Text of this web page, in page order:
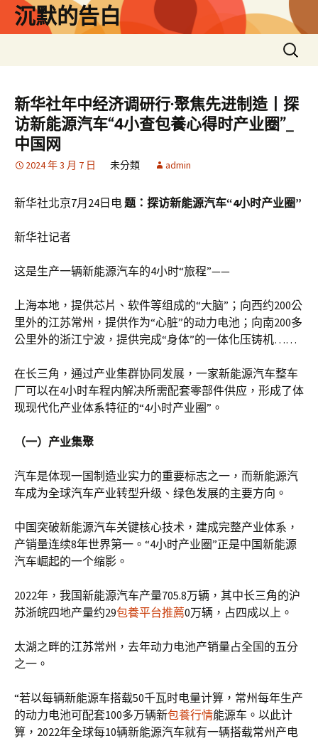
沉默的告白
搜
尋
鍵
字:
新华社年中经济调研行·聚焦先进制造丨探
访新能源汽车“4小查包養心得时产业圈”_
中国网
2024 年 3 月 7 日 未分類 admin
新华社北京7月24日电题：探访新能源汽车“4小时产业圈”
新华社记者
这是生产一辆新能源汽车的4小时“旅程”——
上海本地，提供芯片、软件等组成的“大脑”；向西约200公
里外的江苏常州，提供作为“心脏”的动力电池；向南200多
公里外的浙江宁波，提供完成“身体”的一体化压铸机……
在长三角，通过产业集群协同发展，一家新能源汽车整车
厂可以在4小时车程内解决所需配套零部件供应，形成了体
现现代化产业体系特征的“4小时产业圈”。
（一）产业集聚
汽车是体现一国制造业实力的重要标志之一，而新能源汽
车成为全球汽车产业转型升级、绿色发展的主要方向。
中国突破新能源汽车关键核心技术，建成完整产业体系，
产销量连续8年世界第一。“4小时产业圈”正是中国新能源
汽车崛起的一个缩影。
2022年，我国新能源汽车产量705.8万辆，其中长三角的沪
苏浙皖四地产量约29包養平台推薦0万辆，占四成以上。
太湖之畔的江苏常州，去年动力电池产销量占全国的五分
之一。
“若以每辆新能源车搭载50千瓦时电量计算，常州每年生产
的动力电池可配套100多万辆新包養行情能源车。以此计
算，2022年全球每10辆新能源汽车就有一辆搭载常州产电